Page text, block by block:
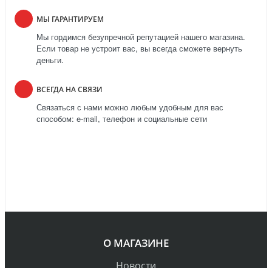
МЫ ГАРАНТИРУЕМ
Мы гордимся безупречной репутацией нашего магазина.
Если товар не устроит вас, вы всегда сможете вернуть
деньги.
ВСЕГДА НА СВЯЗИ
Связаться с нами можно любым удобным для вас
способом: e-mail, телефон и социальные сети
О МАГАЗИНЕ